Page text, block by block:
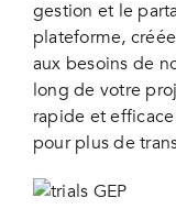
gestion et le
plateforme,
aux besoins de
long de votre
rapide et
pour plus de